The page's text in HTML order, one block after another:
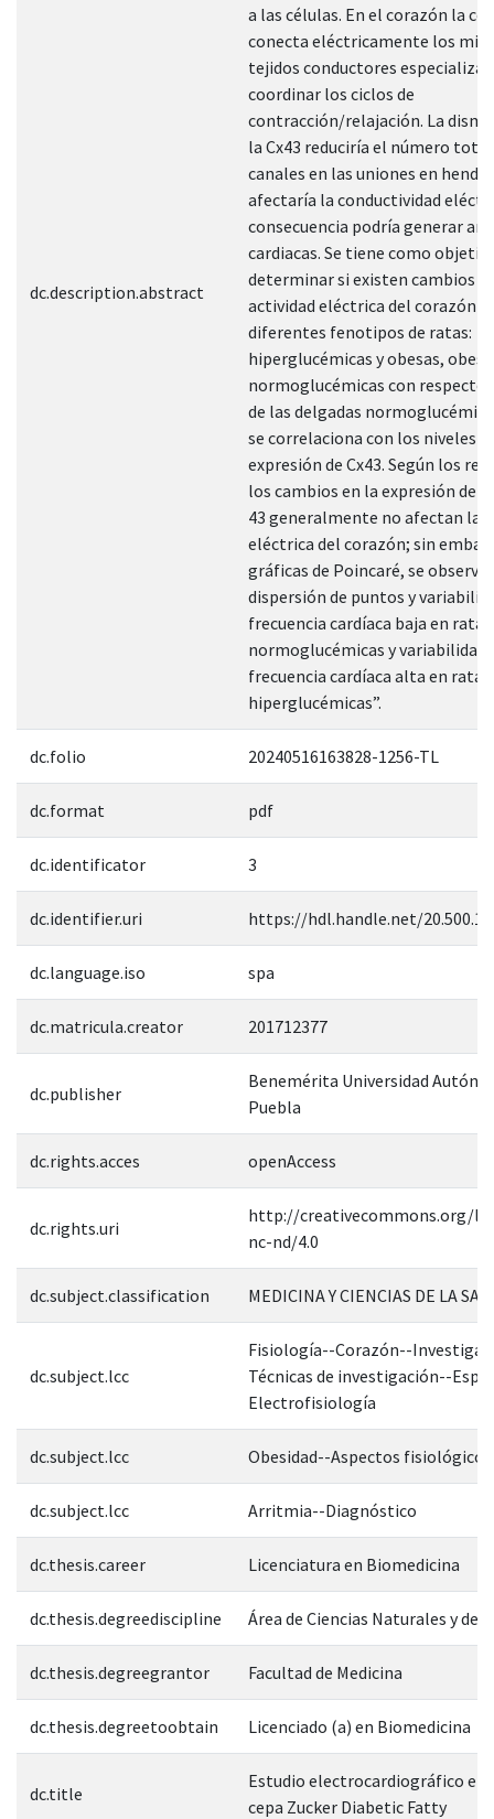
dc.description.abstract
a las células. En el corazón la
conecta eléctricamente los
tejidos conductores
coordinar los ciclos de
contracción/relajación. La
la Cx43 reduciría el número
canales en las uniones en
afectaría la conductividad
consecuencia podría generar
cardiacas. Se tiene como
determinar si existen cambios
actividad eléctrica del corazón
diferentes fenotipos de ratas:
hiperglucémicas y obesas,
normoglucémicas con respecto
de las delgadas
se correlaciona con los niveles
expresión de Cx43. Según los
los cambios en la expresión de
43 generalmente no afectan la
eléctrica del corazón; sin
gráficas de Poincaré, se observó
dispersión de puntos y
frecuencia cardíaca baja en ratas
normoglucémicas y variabilidad
frecuencia cardíaca alta en ratas
hiperglucémicas”.
dc.folio 20240516163828-1256-TL
dc.format pdf
dc.identificator 3
dc.identifier.uri https://hdl.handle.net/
dc.language.iso spa
dc.matricula.creator 201712377
dc.publisher
Benemérita Universidad
Puebla
dc.rights.acces openAccess
dc.rights.uri
http://creativecommons.org/
nc-nd/4.0
dc.subject.classification MEDICINA Y CIENCIAS DE LA
dc.subject.lcc
Fisiología--Corazón--
Técnicas de investigación--
Electrofisiología
dc.subject.lcc Obesidad--Aspectos fisiológicos
dc.subject.lcc Arritmia--Diagnóstico
dc.thesis.career Licenciatura en Biomedicina
dc.thesis.degreediscipline Área de Ciencias Naturales y de
dc.thesis.degreegrantor Facultad de Medicina
dc.thesis.degreetoobtain Licenciado (a) en Biomedicina
dc.title
Estudio electrocardiográfico en
cepa Zucker Diabetic Fatty